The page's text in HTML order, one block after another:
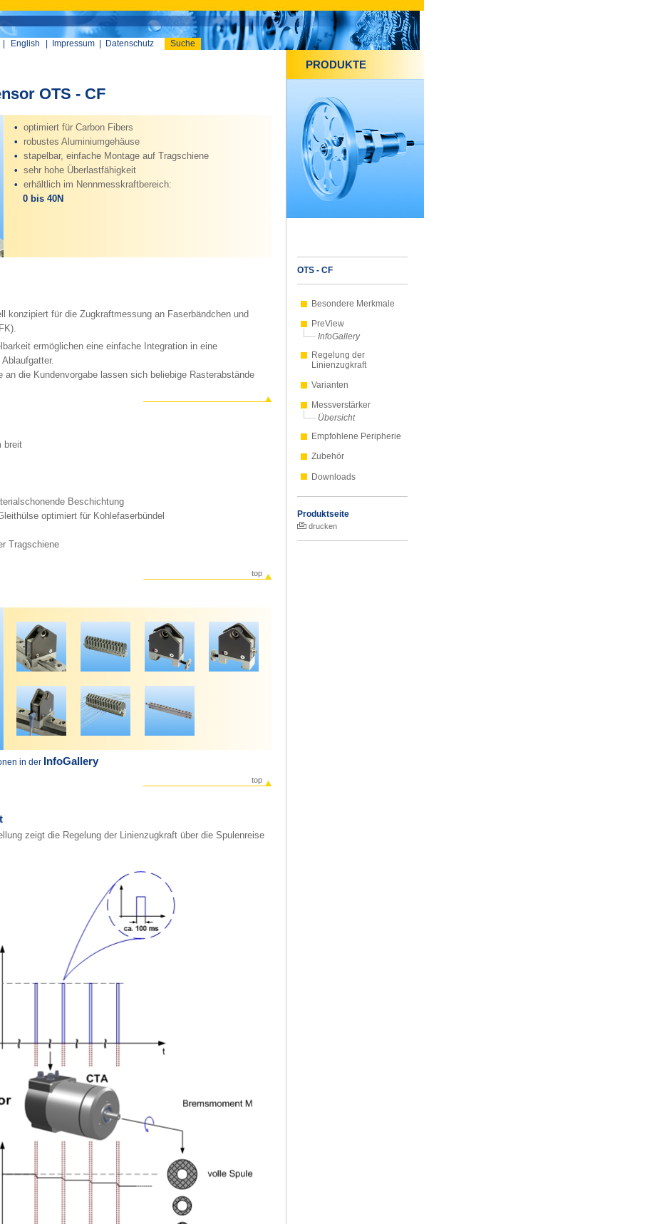
English Impressum Datenschutz Suche
OTS - CF
• optimiert für Carbon Fibers
•
robustes Aluminiumgehäuse
• stapelbar, einfache Montage auf Tragschiene
• sehr hohe Überlastfähigkeit
• erhältlich im Nennmesskraftbereich:
0 bis 40N
konzipiert für die Zugkraftmessung an Faserbändchen und
ermöglichen eine einfache Integration in eine
an die Kundenvorgabe lassen sich beliebige Rasterabstände
breit
Beschichtung
optimiert für Kohlefaserbündel
Tragschiene
top
in der InfoGallery
top
zeigt die Regelung der Linienzugkraft über die Spulenreise
PRODUKTE
OTS - CF
Besondere Merkmale
PreView
InfoGallery
Regelung der
Linienzugkraft
Varianten
Messverstärker
Übersicht
Empfohlene Peripherie
Zubehör
Downloads
Produktseite
drucken